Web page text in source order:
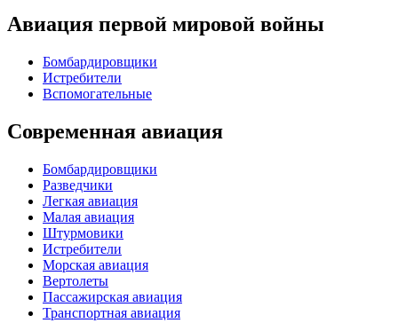
Авиация первой мировой войны
Бомбардировщики
Истребители
Вспомогательные
Современная авиация
Бомбардировщики
Разведчики
Легкая авиация
Малая авиация
Штурмовики
Истребители
Морская авиация
Вертолеты
Пассажирская авиация
Транспортная авиация